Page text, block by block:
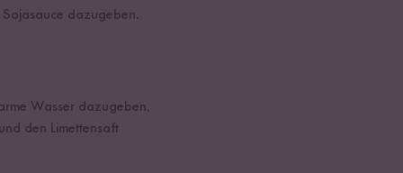
dazugeben.
Wasser dazugeben,
den Limettensaft